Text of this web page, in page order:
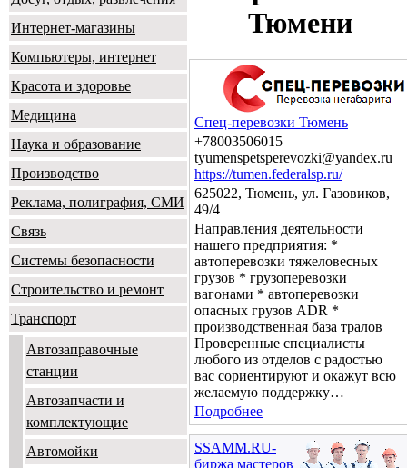
Интернет-магазины
Компьютеры, интернет
Красота и здоровье
Медицина
Наука и образование
Производство
Реклама, полиграфия, СМИ
Связь
Системы безопасности
Строительство и ремонт
Транспорт
Автозаправочные
станции
Автозапчасти и
комплектующие
Автомойки
Тюмени
Спец-перевозки Тюмень
+78003506015
tyumenspetsperevozki@yandex.ru
https://tumen.federalsp.ru/
625022, Тюмень, ул. Газовиков,
49/4
Направления деятельности
нашего предприятия: *
автоперевозки тяжеловесных
грузов * грузоперевозки
вагонами * автоперевозки
опасных грузов ADR *
производственная база тралов
Проверенные специалисты
любого из отделов с радостью
вас сориентируют и окажут всю
желаемую поддержку…
Подробнее
SSAMM.RU-
биржа мастеров